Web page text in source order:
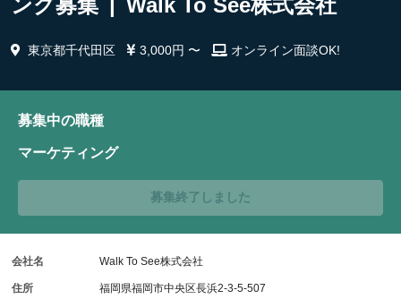
東京都千代田区 3,000円 〜 オンライン面談OK!
募集中の職種
マーケティング
募集終了しました
会社名 Walk To See株式会社
住所 福岡県福岡市中央区長浜2-3-5-507